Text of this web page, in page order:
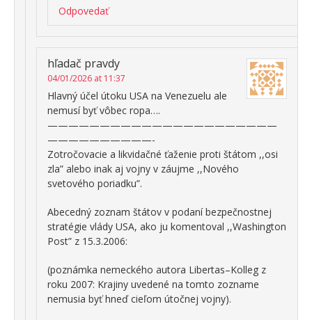
Odpovedať
hľadač pravdy
04/01/2026 at 11:37
Hlavný účel útoku USA na Venezuelu ale
nemusí byť vôbec ropa….
——————————————————————
——————————-
Zotročovacie a likvidačné ťaženie proti štátom ,,osi
zla” alebo inak aj vojny v záujme ,,Nového
svetového poriadku”.
Abecedný zoznam štátov v podaní bezpečnostnej
stratégie vlády USA, ako ju komentoval ,,Washington
Post” z 15.3.2006:
(poznámka nemeckého autora Libertas–Kolleg z
roku 2007: Krajiny uvedené na tomto zozname
nemusia byť hneď cieľom útočnej vojny).